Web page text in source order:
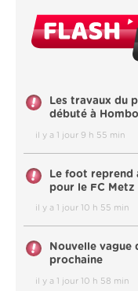
Les travaux du
débuté à
il y a 1 jour 9 h 55 min
Le foot reprend
pour le FC Metz
il y a 1 jour 10 h 55 min
Nouvelle vague
prochaine
il y a 1 jour 10 h 58 min